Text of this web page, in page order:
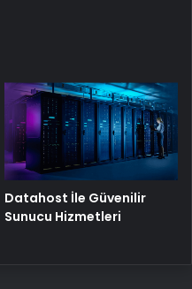
Datahost İle Güvenilir
Sunucu Hizmetleri